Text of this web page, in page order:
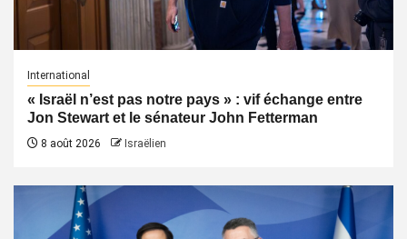
International
« Israël n’est pas notre pays » : vif échange entre
Jon Stewart et le sénateur John Fetterman
8 août 2026 Israëlien